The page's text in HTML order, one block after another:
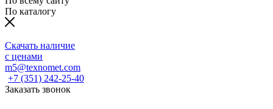
По каталогу
Скачать наличие
с ценами
m5@texnomet.com
+7 (351) 242-25-40
Заказать звонок